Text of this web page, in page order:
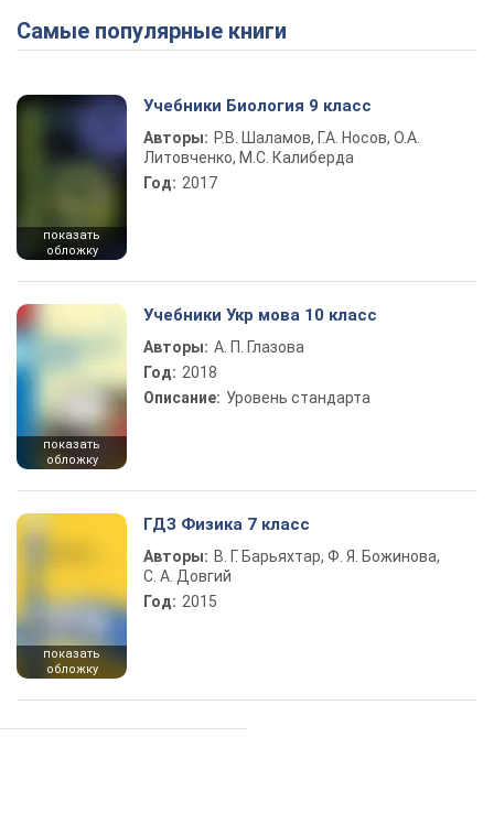
Play Video
Самые популярные книги
показать
обложку
Учебники Биология 9 класс
Авторы: Р.В. Шаламов, Г.А. Носов, О.А.
Литовченко, М.С. Калиберда
Год: 2017
показать
обложку
Учебники Укр мова 10 класс
Авторы: А. П. Глазова
Год: 2018
Описание: Уровень стандарта
показать
обложку
ГДЗ Физика 7 класс
Авторы: В. Г. Барьяхтар, Ф. Я. Божинова,
С. А. Довгий
Год: 2015